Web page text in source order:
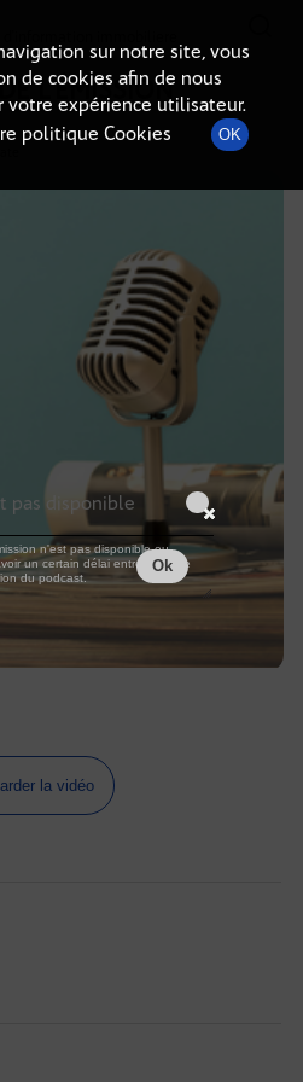
L'ÉMISSION
la vidéo
sur notre site, vous
de cookies afin de nous
votre expérience utilisateur.
politique Cookies
OK
pas disponible
n'est pas disponible ou
un certain délai entre la fin de
du podcast.
Ok